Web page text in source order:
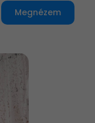
Megnézem